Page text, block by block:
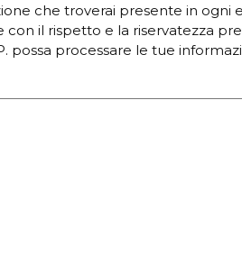
che troverai presente in ogni
il rispetto e la riservatezza
possa processare le tue